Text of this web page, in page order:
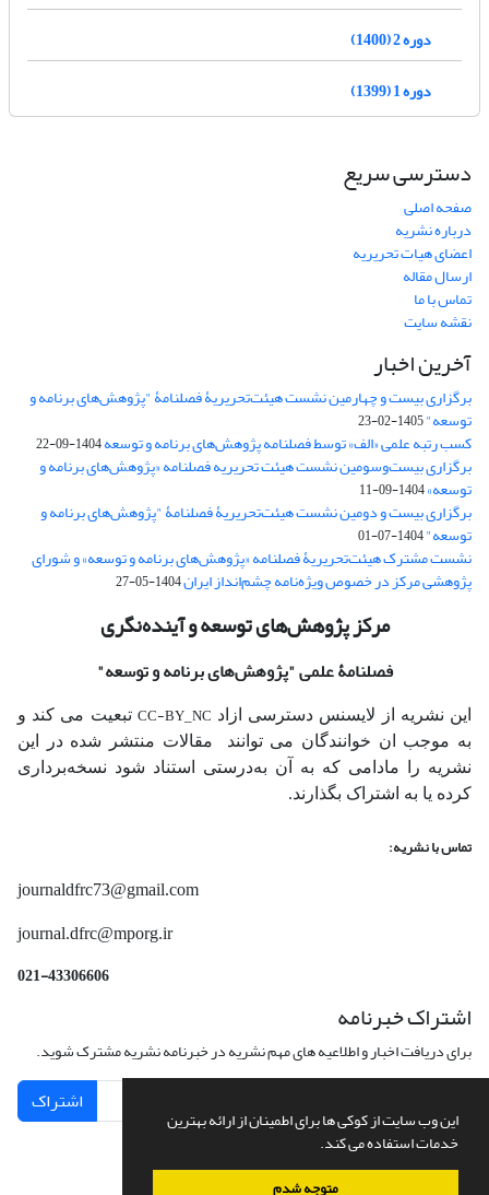
این وب سایت از کوکی ها برای اطمینان از ارائه بهترین
خدمات استفاده می کند.
متوجه شدم
دوره 2 (1400)
دوره 1 (1399)
دسترسی سریع
صفحه اصلی
درباره نشریه
اعضای هیات تحریریه
ارسال مقاله
تماس با ما
نقشه سایت
آخرین اخبار
برگزاری بیست و چهارمین نشست هیئت‌تحریریۀ فصلنامۀ "پژوهش‌های برنامه و
توسعه"1405-02-23
کسب رتبه علمی «الف» توسط فصلنامه پژوهش‌های برنامه و توسعه1404-09-22
برگزاری بیست‌وسومین نشست هیئت‌ تحریریه فصلنامه «پژوهش‌های برنامه و
توسعه»1404-09-11
برگزاری بیست و دومین نشست هیئت‌تحریریۀ فصلنامۀ "پژوهش‌های برنامه و
توسعه"1404-07-01
نشست مشترک هیئت‌تحریریۀ فصلنامه «پژوهش‌های برنامه و توسعه» و شورای
پژوهشی مرکز در خصوص ویژه‌نامه چشم‌انداز ایران1404-05-27
مرکز پژوهش‌های توسعه و آینده‌نگری
فصلنامۀ علمی"پژوهش‌های برنامه و توسعه"
این نشریه از لایسنس دسترسی ازاد CC-BY_NC تبعیت می کند و
به موجب ان خوانندگان می توانند مقالات منتشر شده در این
نشریه را مادامی که به آن‌ به‌درستی استناد شود نسخه‌برداری
کرده یا به اشتراک بگذارند.
تماس با نشریه:
journaldfrc73@gmail.com
journal.dfrc@mporg.ir
021-43306606
اشتراک خبرنامه
برای دریافت اخبار و اطلاعیه های مهم نشریه در خبرنامه نشریه مشترک شوید.
اشتراک